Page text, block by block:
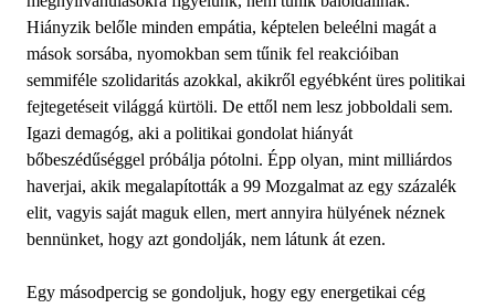
Hiányzik belőle minden empátia, képtelen beleélni magát a
mások sorsába, nyomokban sem tűnik fel reakcióiban
semmiféle szolidaritás azokkal, akikről egyébként üres politikai
fejtegetéseit világgá kürtöli. De ettől nem lesz jobboldali sem.
Igazi demagóg, aki a politikai gondolat hiányát
bőbeszédűséggel próbálja pótolni. Épp olyan, mint milliárdos
haverjai, akik megalapították a 99 Mozgalmat az egy százalék
elit, vagyis saját maguk ellen, mert annyira hülyének néznek
bennünket, hogy azt gondolják, nem látunk át ezen.
Egy másodpercig se gondoljuk, hogy egy energetikai cég